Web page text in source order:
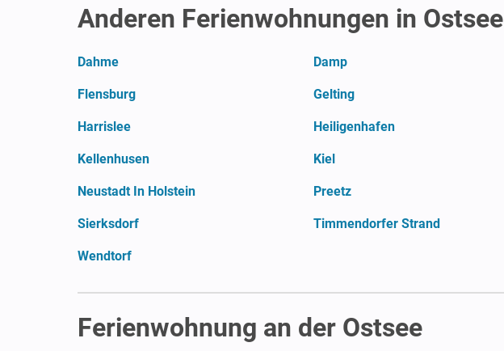
Anderen Ferienwohnungen in Ostsee
Dahme Damp
Flensburg Gelting
Harrislee Heiligenhafen
Kellenhusen Kiel
Neustadt In Holstein Preetz
Sierksdorf Timmendorfer Strand
Wendtorf
Ferienwohnung an der Ostsee